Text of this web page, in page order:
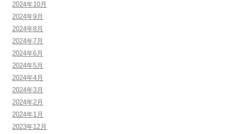
2024年10月
2024年9月
2024年8月
2024年7月
2024年6月
2024年5月
2024年4月
2024年3月
2024年2月
2024年1月
2023年12月